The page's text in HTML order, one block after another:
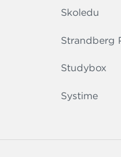
Skoledu
Strandberg
Studybox
Systime